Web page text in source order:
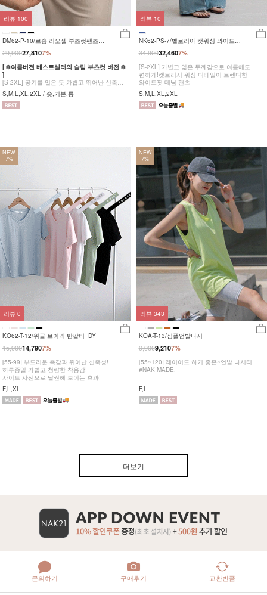
DM62-P-10/르솜 리오셀 부츠컷팬츠
_YN
7%
29,90027,810
[ ❄️여름버전 베스트셀러의 슬림 부츠컷 버전 ❄️
]
[S-2XL] 공기를 입은 듯 가볍고 뛰어난 신축성
원단에 슬림함을 더한 부츠컷 팬츠!
S,M,L,XL,2XL / 숏,기본,롱
리뷰 100
NK62-PS-7/벨로리아 캣워싱 와이드팬
츠_HR
7%
34,90032,460
[S-2XL] 가볍고 얇은 두께감으로 여름에도
편하게!캣브러시 워싱 디테일이 트렌디한
와이드핏 데님 팬츠
S,M,L,XL,2XL
리뷰 10
NEW
7%
KO62-T-12/위글 브이넥 반팔티_DY
7%
15,90014,790
[55-99] 부드러운 촉감과 뛰어난 신축성!
하루종일 가볍고 청량한 착용감!
사이드 사선으로 날씬해 보이는 효과!
F,L,XL
리뷰 0
NEW
7%
KOA-T-13/심플언발나시
7%
9,9009,210
[55~120] 레이어드 하기 좋은~언발 나시티
#NAK MADE.
F,L
리뷰 343
더보기
문의하기 구매후기 교환반품